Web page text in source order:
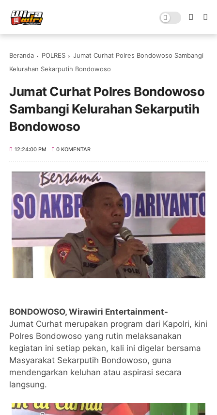
Beranda POLRES
Jumat Curhat Polres Bondowoso Sambangi
Kelurahan Sekarputih Bondowoso
Jumat Curhat Polres Bondowoso
Sambangi Kelurahan Sekarputih
Bondowoso
12:24:00 PM 0 KOMENTAR
BONDOWOSO, Wirawiri Entertainment-
Jumat Curhat merupakan program dari Kapolri, kini
Polres Bondowoso yang rutin melaksanakan
kegiatan ini setiap pekan, kali ini digelar bersama
Masyarakat Sekarputih Bondowoso, guna
mendengarkan keluhan atau aspirasi secara
langsung.